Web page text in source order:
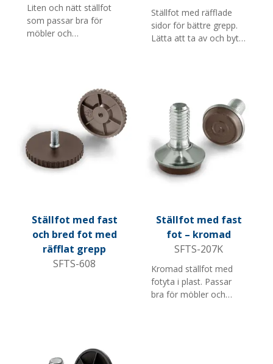
Liten och nätt ställfot
som passar bra för
möbler och
Ställfot med räfflade
sidor för bättre grepp.
Lätta att ta av och byta
flera diametrar,
skruvlängder och M-
gängor.
Ställfot med fast
och bred fot med
räfflat grepp
SFTS-608
Ställfot med fast
fot – kromad
SFTS-207K
Kromad ställfot med
fotyta i plast. Passar
bra för möbler och